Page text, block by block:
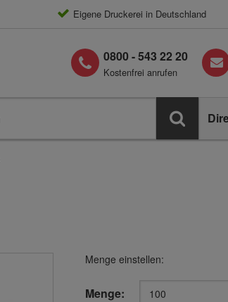
Eigene Druckerei in Deutschland
0800 - 543 22 20
Kostenfrei anrufen
Menge einstellen:
Menge: